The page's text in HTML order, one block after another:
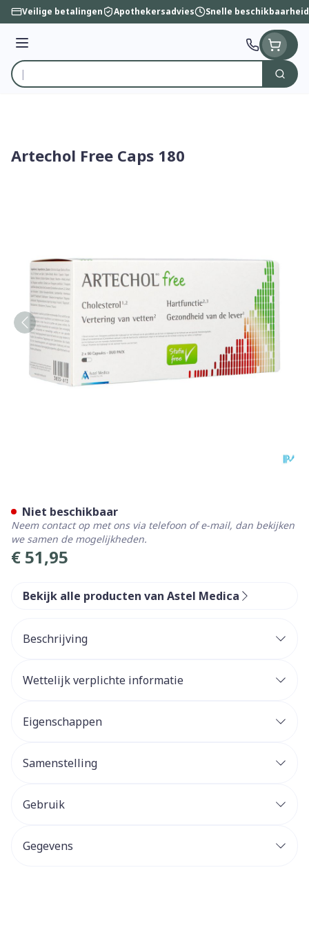
Ga naar de inhoud
Veilige betalingen Apothekersadvies Snelle beschikbaarheid
Menu
Product, merk, categorie...
Zoek
Artechol Free Caps 180
€ 51,95
Niet beschikbaar
Neem contact op met ons via telefoon of e-mail, dan bekijken
we samen de mogelijkheden.
Bekijk alle producten van Astel Medica
Beschrijving
Wettelijk verplichte informatie
Eigenschappen
Samenstelling
Gebruik
Gegevens